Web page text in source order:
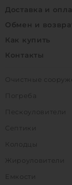
Доставка и
Обмен и
Как купить
Контакты
Очистные
Погреба
Пескоуловители
Септики
Колодцы
Жироуловители
Емкости